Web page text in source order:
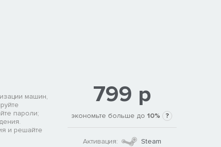
машин,
пароли;
и решайте
799 р
экономьте больше до10% ?
Активация:
Steam